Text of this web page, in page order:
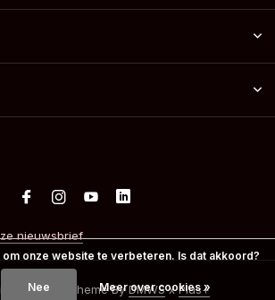
nieuwsbrief
- Theme ByDMWSxPlus+
onze website te verbeteren. Is dat akkoord?
Nee Meer over cookies »